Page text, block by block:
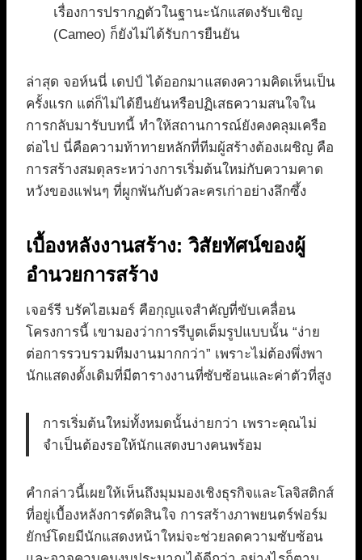
เรื่องการปรากฏตัวในฐานะนักแสดงรับเชิญ
(Cameo) ก็ยังไม่ได้รับการยืนยัน
ล่าสุด จอห์นนี่ เดปป์ ได้ออกมาแสดงความคิดเห็นเป็น
ครั้งแรก แต่ก็ไม่ได้ยืนยันหรือปฏิเสธความสนใจใน
การกลับมารับบทนี้ ทำให้สถานการณ์ยังคงคลุมเครือ
ต่อไป นี่คือความท้าทายหลักที่ทีมผู้สร้างต้องเผชิญ คือ
การสร้างสมดุลระหว่างการเริ่มต้นใหม่กับความคาด
หวังของแฟนๆ ที่ผูกพันกับตัวละครเก่าอย่างลึกซึ้ง
เบื้องหลังงานสร้าง: วิสัยทัศน์ของผู้
อำนวยการสร้าง
เจอร์รี บรัคไฮเมอร์ คือกุญแจสำคัญที่ขับเคลื่อน
โครงการนี้ เขามองว่าการรีบูตเต็มรูปแบบนั้น “ง่าย
ต่อการรวบรวมทีมงานมากกว่า” เพราะไม่ต้องพึ่งพา
นักแสดงดั้งเดิมที่มีตารางงานที่ซับซ้อนและค่าตัวที่สูง
การเริ่มต้นใหม่ทั้งหมดนั้นง่ายกว่า เพราะคุณไม่
จำเป็นต้องรอให้นักแสดงบางคนพร้อม
คำกล่าวนี้เผยให้เห็นถึงมุมมองเชิงธุรกิจและโลจิสติกส์
ที่อยู่เบื้องหลังการตัดสินใจ การสร้างภาพยนตร์ฟอร์ม
ยักษ์โดยมีนักแสดงหน้าใหม่จะช่วยลดความซับซ้อน